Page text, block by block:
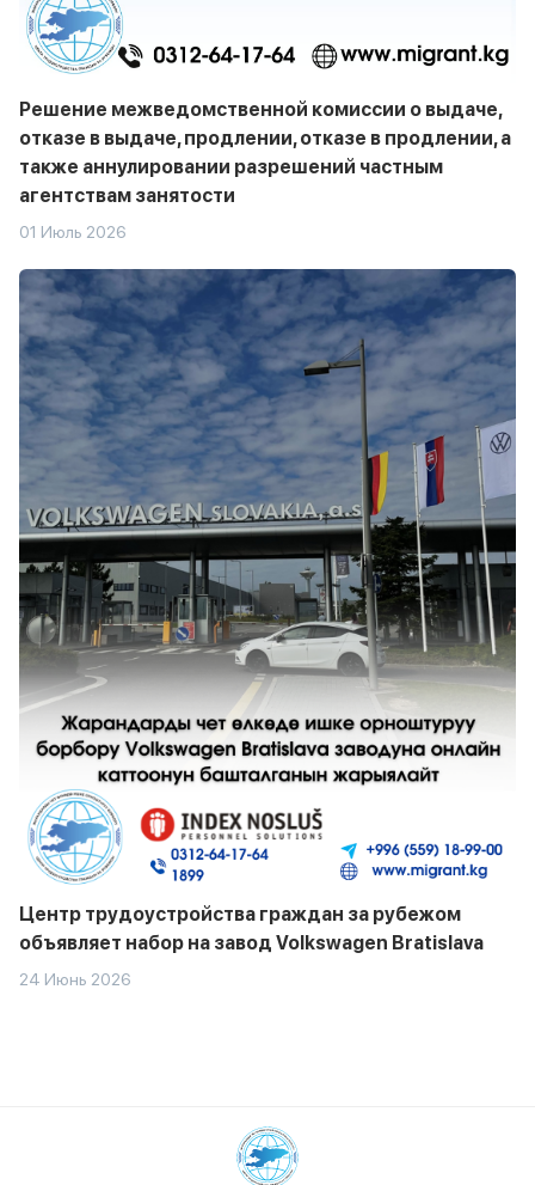
Решение межведомственной комиссии о выдаче,
отказе в выдаче, продлении, отказе в продлении, а
также аннулировании разрешений частным
агентствам занятости
01 Июль 2026
Центр трудоустройства граждан за рубежом
объявляет набор на завод Volkswagen Bratislava
24 Июнь 2026